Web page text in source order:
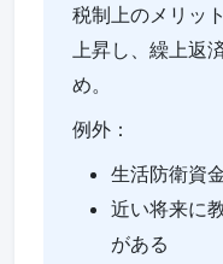
税制上のメリッ
上昇し、繰上返
め。
例外：
生活防衛資
近い将来に
がある